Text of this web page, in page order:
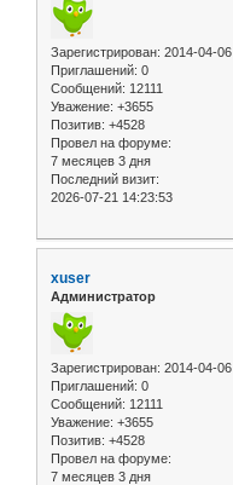
Зарегистрирован: 2014-04-06
Приглашений: 0
Сообщений: 12111
Уважение: +3655
Позитив: +4528
Провел на форуме:
7 месяцев 3 дня
Последний визит:
2026-07-21 14:23:53
xuser
Администратор
Зарегистрирован: 2014-04-06
Приглашений: 0
Сообщений: 12111
Уважение: +3655
Позитив: +4528
Провел на форуме:
7 месяцев 3 дня